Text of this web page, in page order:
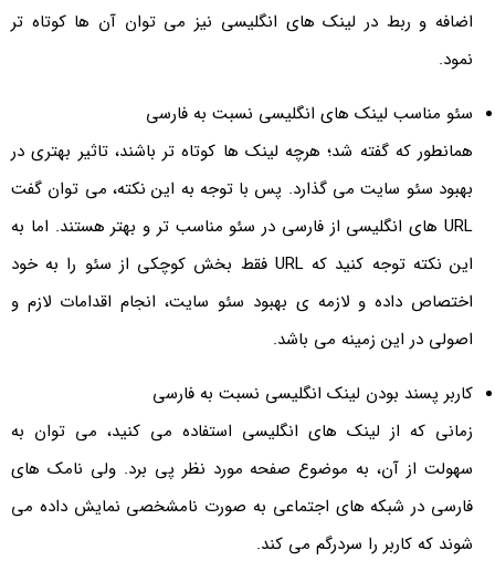
اضافه و ربط در لینک های انگلیسی نیز می توان آن ها کوتاه تر
نمود.
سئو مناسب لینک های انگلیسی نسبت به فارسی
همانطور که گفته شد؛ هرچه لینک ها کوتاه تر باشند، تاثیر بهتری در
بهبود سئو سایت می گذارد. پس با توجه به این نکته، می توان گفت
URL های انگلیسی از فارسی در سئو مناسب تر و بهتر هستند. اما به
این نکته توجه کنید که URL فقط بخش کوچکی از سئو را به خود
اختصاص داده و لازمه ی بهبود سئو سایت، انجام اقدامات لازم و
اصولی در این زمینه می باشد.
کاربر پسند بودن لینک انگلیسی نسبت به فارسی
زمانی که از لینک های انگلیسی استفاده می کنید، می توان به
سهولت از آن، به موضوع صفحه مورد نظر پی برد. ولی نامک های
فارسی در شبکه های اجتماعی به صورت نامشخصی نمایش داده می
شوند که کاربر را سردرگم می کند.